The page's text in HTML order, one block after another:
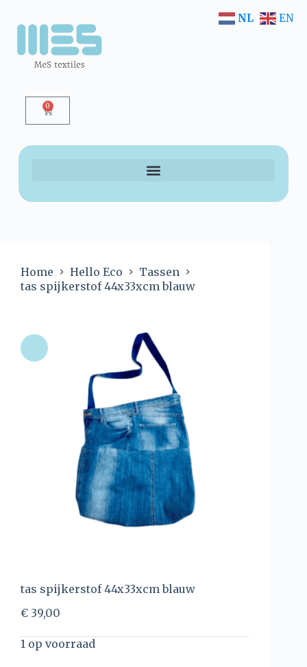
0
Home Hello Eco
Tassen
tas spijkerstof 44x33xcm blauw
tas spijkerstof 44x33xcm blauw
€ 39,00
1 op voorraad
NL EN